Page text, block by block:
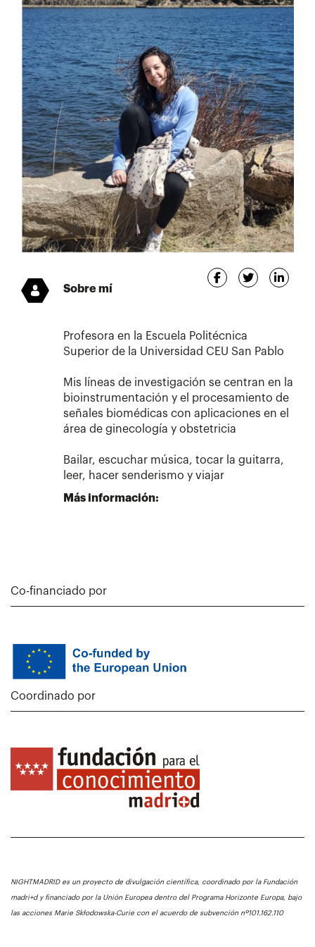
Sobre mí
Profesora en la Escuela Politécnica
Superior de la Universidad CEU San Pablo
Mis líneas de investigación se centran en la
bioinstrumentación y el procesamiento de
señales biomédicas con aplicaciones en el
área de ginecología y obstetricia
Bailar, escuchar música, tocar la guitarra,
leer, hacer senderismo y viajar
Más información:
Co-financiado por
Coordinado por
NIGHTMADRID es un proyecto de divulgación científica, coordinado por la Fundación
madri+d y financiado por la Unión Europea dentro del Programa Horizonte Europa, bajo
las acciones Marie Skłodowska-Curie con el acuerdo de subvención nº101.162.110